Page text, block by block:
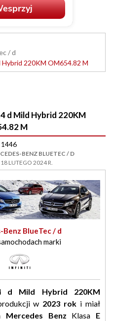
/ d
Hybrid 220KM OM654.82 M
d Mild Hybrid 220KM
M
1446
BENZ BLUETEC / D
LUTEGO 2024 R.
BlueTec / d
marki
d Mild Hybrid 220KM
w 2023 rok i miał
Mercedes Benz Klasa E